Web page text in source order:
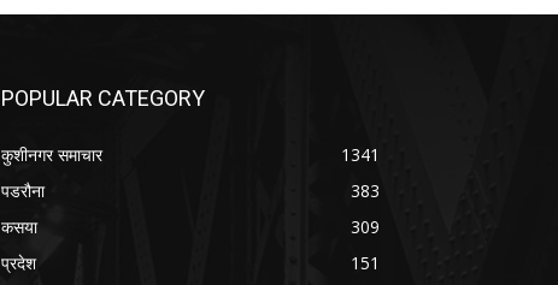
POPULAR CATEGORY
कुशीनगर समाचार
1341
पडरौना
383
कसया
309
प्रदेश
151